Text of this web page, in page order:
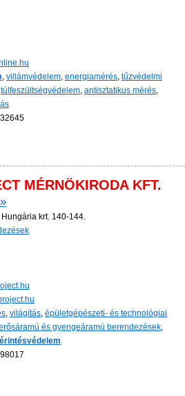
, villámvédelem, energiamérés, tűzvédelmi
túlfeszültségvédelem, antisztatikus mérés,
MÉRNÖKIRODA KFT.
krt. 140-144.
, világítás, épületgépészeti- és technológiai
és gyengeáramú berendezések,
érintésvédelem